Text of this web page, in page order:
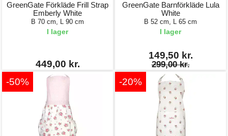
GreenGate Förkläde Frill Strap
Emberly White
B 70 cm, L 90 cm
I lager
449,00 kr.
GreenGate Barnförkläde Lula
White
B 52 cm, L 65 cm
I lager
149,50 kr.
299,00 kr.
-50% -20%